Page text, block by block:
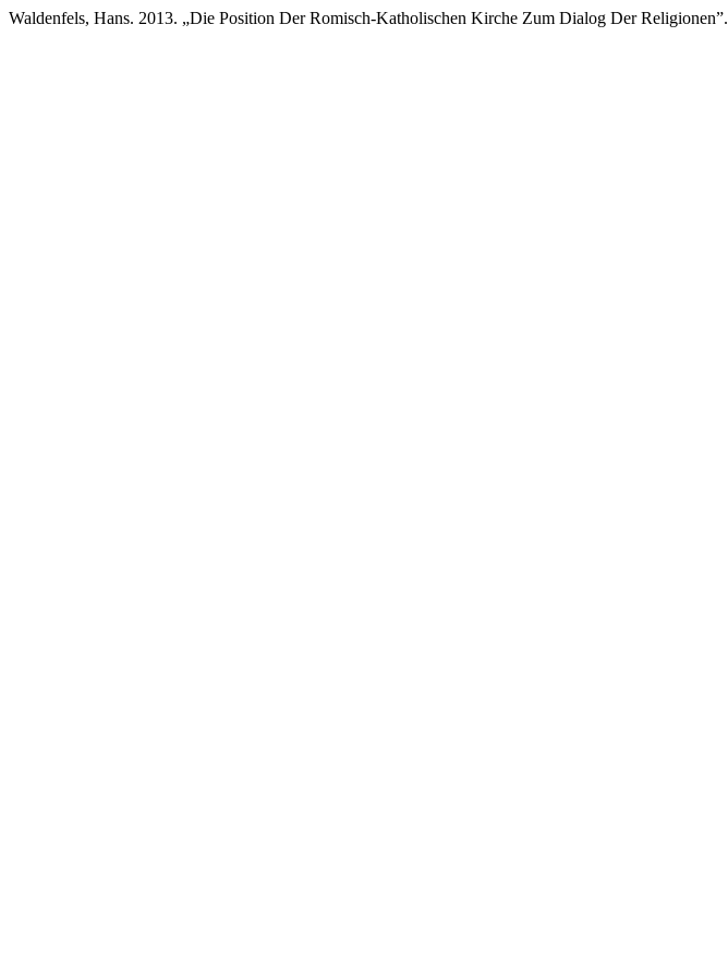
Waldenfels, Hans. 2013. „Die Position Der Romisch-Katholischen Kirche Zum Dialog Der Religionen”.